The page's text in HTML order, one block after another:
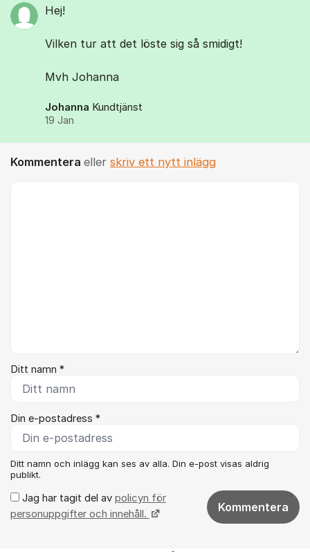
Hej!
Vilken tur att det löste sig så smidigt!
Mvh Johanna
Johanna Kundtjänst
19 Jan
Kommentera eller skriv ett nytt inlägg
Ditt namn *
Din e-postadress *
Ditt namn och inlägg kan ses av alla. Din e-post visas aldrig
publikt.
Jag har tagit del av policyn för
personuppgifter och innehåll.
Kommentera